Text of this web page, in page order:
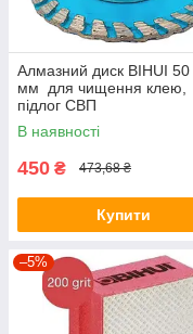
Алмазний диск BIHUI 50
мм для чищення клею,
підлог СВП
В наявності
450 ₴ 473,68 ₴
Купити
–5%